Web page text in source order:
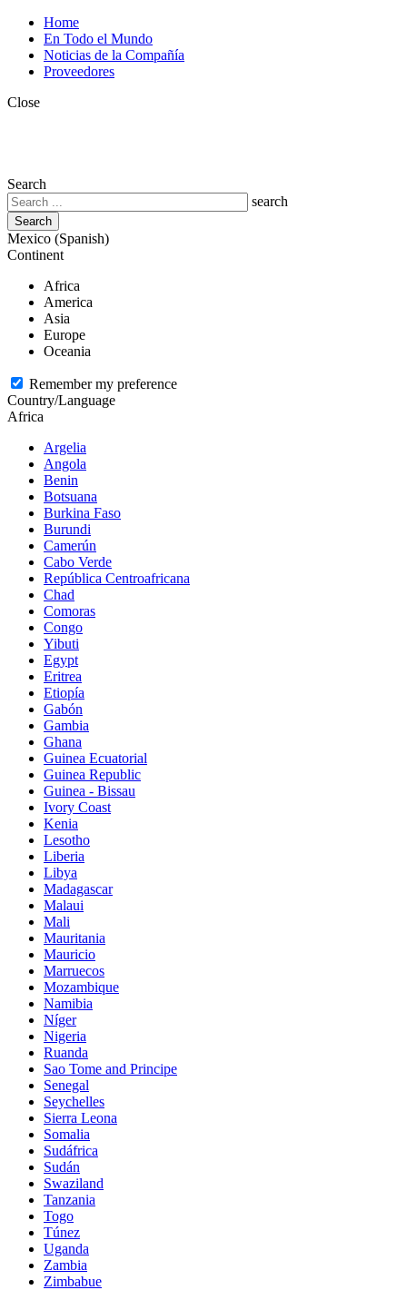
Skip
main
content
Top
menu
Home
En Todo el Mundo
Noticias de la Compañía
Proveedores
Close
Search
search
Mexico (Spanish)
Continent
Africa
America
Asia
Europe
Oceania
Remember my preference
Country/Language
Africa
Argelia
Angola
Benin
Botsuana
Burkina Faso
Burundi
Camerún
Cabo Verde
República Centroafricana
Chad
Comoras
Congo
Yibuti
Egypt
Eritrea
Etiopía
Gabón
Gambia
Ghana
Guinea Ecuatorial
Guinea Republic
Guinea - Bissau
Ivory Coast
Kenia
Lesotho
Liberia
Libya
Madagascar
Malaui
Mali
Mauritania
Mauricio
Marruecos
Mozambique
Namibia
Níger
Nigeria
Ruanda
Sao Tome and Principe
Senegal
Seychelles
Sierra Leona
Somalia
Sudáfrica
Sudán
Swaziland
Tanzania
Togo
Túnez
Uganda
Zambia
Zimbabue